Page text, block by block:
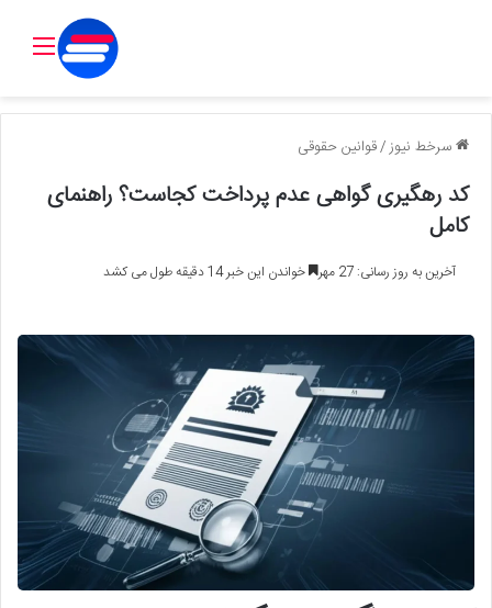
سرخط نیوز/قوانین حقوقی
کد رهگیری گواهی عدم پرداخت کجاست؟ راهنمای
کامل
آخرین به روز رسانی: 27 مهر خواندن این خبر 14 دقیقه طول می کشد